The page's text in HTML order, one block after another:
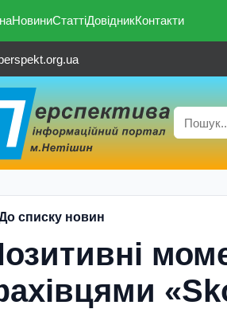
НовиниСтаттіДовідникКонтакти
списку новин